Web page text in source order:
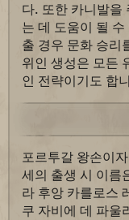
다. 또한 카니발을
는 데 도움이 될
출 경우 문화 승리
위인 생성은 모든
인 전략이기도 합
포르투갈 왕손이
세의 출생 시 이름
라 후앙 카를로스
쿠 자비에 데 파울